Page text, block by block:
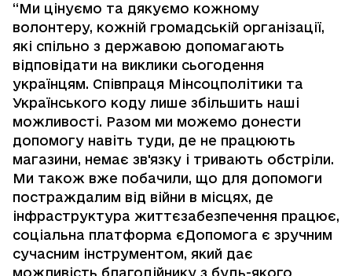
“Ми цінуємо та дякуємо кожному
волонтеру, кожній громадській організації,
які спільно з державою допомагають
відповідати на виклики сьогодення
українцям. Співпраця Мінсоцполітики та
Українського коду лише збільшить наші
можливості. Разом ми можемо донести
допомогу навіть туди, де не працюють
магазини, немає зв'язку і тривають обстріли.
Ми також вже побачили, що для допомоги
постраждалим від війни в місцях, де
інфраструктура життєзабезпечення працює,
соціальна платформа єДопомога є зручним
сучасним інструментом, який дає
можливість благодійнику з будь-якого